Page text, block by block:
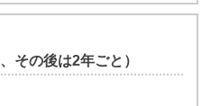
その後は2年ごと）